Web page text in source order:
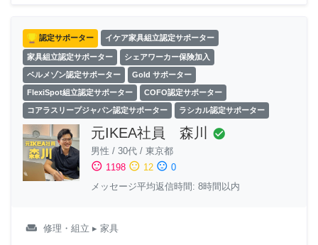
認定サポーター イケア家具組立認定サポーター
家具組立認定サポーター シェアワーカー保険加入
ベルメゾン認定サポーター Gold サポーター
FlexiSpot組立認定サポーター COFO認定サポーター
コアラスリープジャパン認定サポーター ラシカル認定サポーター
元IKEA社員 森川 check_circle
男性 / 30代 / 東京都
sentiment_satisfied 1198 sentiment_neutral 12 sentiment_dissatisfied 0
メッセージ平均返信時間: 8時間以内
weekend 修理・組立 ▸ 家具